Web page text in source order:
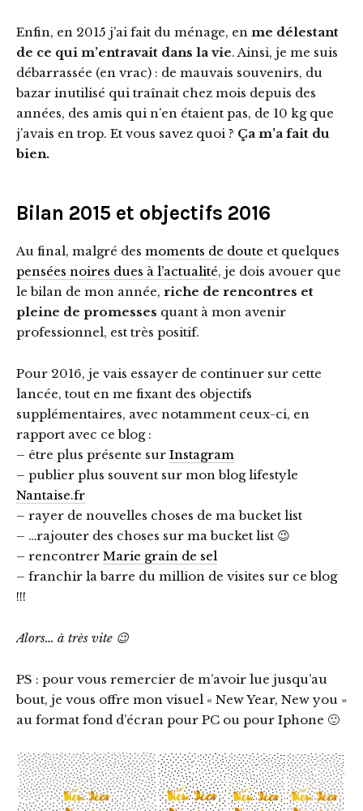
Enfin, en 2015 j’ai fait du ménage, en me délestant
de ce qui m’entravait dans la vie. Ainsi, je me suis
débarrassée (en vrac) : de mauvais souvenirs, du
bazar inutilisé qui traînait chez mois depuis des
années, des amis qui n’en étaient pas, de 10 kg que
j’avais en trop. Et vous savez quoi ? Ça m’a fait du
bien.
Bilan 2015 et objectifs 2016
Au final, malgré des moments de doute et quelques
pensées noires dues à l’actualité, je dois avouer que
le bilan de mon année, riche de rencontres et
pleine de promesses quant à mon avenir
professionnel, est très positif.
Pour 2016, je vais essayer de continuer sur cette
lancée, tout en me fixant des objectifs
supplémentaires, avec notamment ceux-ci, en
rapport avec ce blog :
– être plus présente sur Instagram
– publier plus souvent sur mon blog lifestyle
Nantaise.fr
– rayer de nouvelles choses de ma bucket list
– …rajouter des choses sur ma bucket list 😉
– rencontrer Marie grain de sel
– franchir la barre du million de visites sur ce blog
!!!
Alors… à très vite 😉
PS : pour vous remercier de m’avoir lue jusqu’au
bout, je vous offre mon visuel « New Year, New you »
au format fond d’écran pour PC ou pour Iphone 🙂